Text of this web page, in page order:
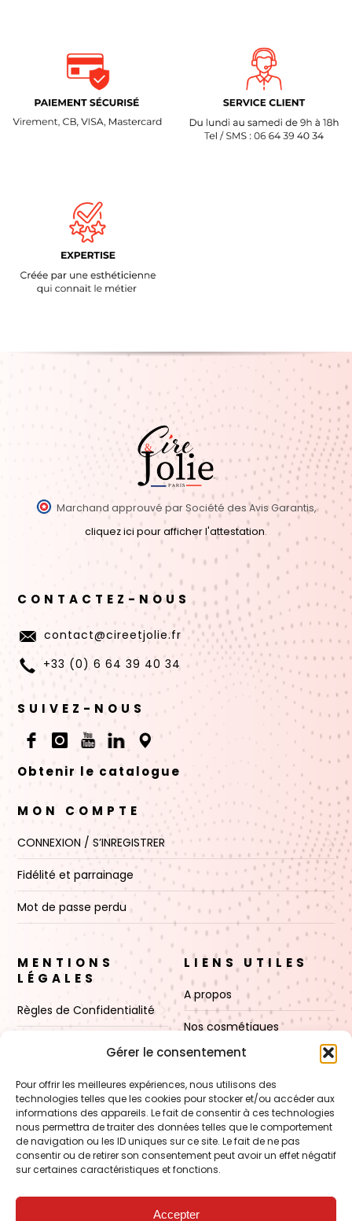
Gérer le consentement
Pour offrir les meilleures expériences, nous utilisons des
technologies telles que les cookies pour stocker et/ou accéder aux
informations des appareils. Le fait de consentir à ces technologies
nous permettra de traiter des données telles que le comportement
de navigation ou les ID uniques sur ce site. Le fait de ne pas
consentir ou de retirer son consentement peut avoir un effet négatif
sur certaines caractéristiques et fonctions.
Accepter
Marchand approuvé par Société des Avis Garantis,
cliquez ici pour afficher l'attestation.
CONTACTEZ-NOUS
contact@cireetjolie.fr
+33 (0) 6 64 39 40 34
SUIVEZ-NOUS
Obtenir le catalogue
MON COMPTE
CONNEXION / S’INREGISTRER
Fidélité et parrainage
Mot de passe perdu
MENTIONS
LÉGALES
Règles de Confidentialité
Politique de cookies (UE)
LIENS UTILES
A propos
Nos cosmétiques
Nos cires
Boutique
Contact
FORMATION – Udef Academy